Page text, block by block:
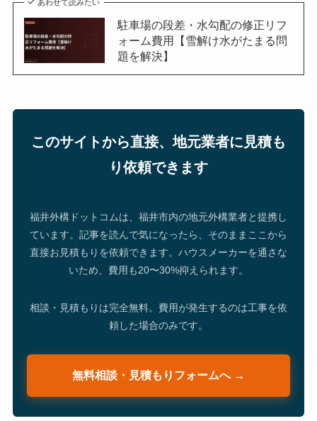
あわせて読みたい
駐車場の段差・水勾配の修正リフ
ォーム費用【雪解け水がたまる問
題を解決】
このサイトから直接、地元業者に見積も
り依頼できます
福井外構ドットコムは、福井市内の地元外構業者と提携し
ています。記事を読んで気になったら、そのままここから
直接お見積もりを依頼できます。ハウスメーカーを通さな
いため、費用も20〜30%抑えられます。
相談・見積もりは完全無料。費用が発生するのは工事を依
頼した場合のみです。
無料相談・見積もりフォームへ →